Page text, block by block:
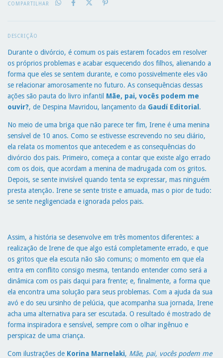
COMPARTILHAR
DESCRIÇÃO
Durante o divórcio, é comum os pais estarem focados em resolver
os próprios problemas e acabar esquecendo dos filhos, alienando a
forma que eles se sentem durante, e como possivelmente eles vão
se relacionar amorosamente no futuro. As consequências dessas
ações são pauta do livro infantil Mãe, pai, vocês podem me
ouvir?, de Despina Mavridou, lançamento da Gaudí Editorial .
No meio de uma briga que não parece ter fim, Irene é uma menina
sensível de 10 anos. Como se estivesse escrevendo no seu diário,
ela relata os momentos que antecedem e as consequências do
divórcio dos pais. Primeiro, começa a contar que existe algo errado
com os dois, que acordam a menina de madrugada com os gritos.
Depois, se sente invisível quando tenta se expressar, mas ninguém
presta atenção. Irene se sente triste e amuada, mas o pior de tudo:
se sente negligenciada e ignorada pelos pais.
Assim, a história se desenvolve em três momentos diferentes: a
realização de Irene de que algo está completamente errado, e que
os gritos que ela escuta não são comuns; o momento em que ela
entra em conflito consigo mesma, tentando entender como será a
dinâmica com os pais daqui para frente; e, finalmente, a forma que
ela encontra uma solução para seus problemas. Com a ajuda da sua
avó e do seu ursinho de pelúcia, que acompanha sua jornada, Irene
acha uma alternativa para ser escutada. O resultado é mostrado de
forma inspiradora e sensível, sempre com o olhar ingênuo e
perspicaz de uma criança.
Com ilustrações de Korina Marnelaki, Mãe, pai, vocês podem me